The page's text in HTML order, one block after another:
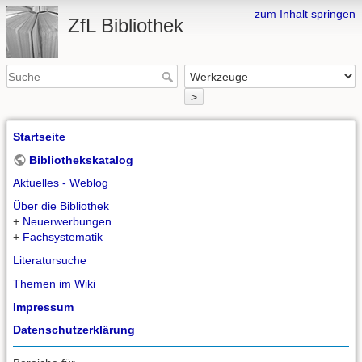
zum Inhalt springen
ZfL Bibliothek
>
Startseite
Bibliothekskatalog
Aktuelles - Weblog
Über die Bibliothek
+ Neuerwerbungen
+ Fachsystematik
Literatursuche
Themen im Wiki
Impressum
Datenschutzerklärung